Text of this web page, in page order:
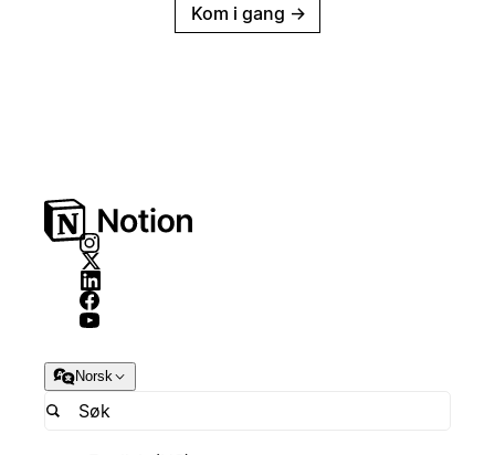
Kom i gang →
Norsk